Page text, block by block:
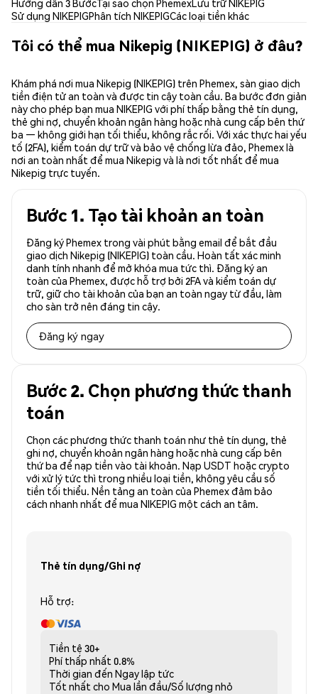
Hướng dẫn 3 BướcTại sao chọn PhemexLưu trữ NIKEPIG
Sử dụng NIKEPIGPhân tích NIKEPIGCác loại tiền khác
Tôi có thể mua Nikepig (NIKEPIG) ở đâu?
Khám phá nơi mua Nikepig (NIKEPIG) trên Phemex, sàn giao dịch
tiền điện tử an toàn và được tin cậy toàn cầu. Ba bước đơn giản
này cho phép bạn mua NIKEPIG với phí thấp bằng thẻ tín dụng,
thẻ ghi nợ, chuyển khoản ngân hàng hoặc nhà cung cấp bên thứ
ba — không giới hạn tối thiểu, không rắc rối. Với xác thực hai yếu
tố (2FA), kiểm toán dự trữ và bảo vệ chống lừa đảo, Phemex là
nơi an toàn nhất để mua Nikepig và là nơi tốt nhất để mua
Nikepig trực tuyến.
Bước 1. Tạo tài khoản an toàn
Đăng ký Phemex trong vài phút bằng email để bắt đầu
giao dịch Nikepig (NIKEPIG) toàn cầu. Hoàn tất xác minh
danh tính nhanh để mở khóa mua tức thì. Đăng ký an
toàn của Phemex, được hỗ trợ bởi 2FA và kiểm toán dự
trữ, giữ cho tài khoản của bạn an toàn ngay từ đầu, làm
cho sàn trở nên đáng tin cậy.
Đăng ký ngay
Bước 2. Chọn phương thức thanh
toán
Chọn các phương thức thanh toán như thẻ tín dụng, thẻ
ghi nợ, chuyển khoản ngân hàng hoặc nhà cung cấp bên
thứ ba để nạp tiền vào tài khoản. Nạp USDT hoặc crypto
với xử lý tức thì trong nhiều loại tiền, không yêu cầu số
tiền tối thiểu. Nền tảng an toàn của Phemex đảm bảo
cách nhanh nhất để mua NIKEPIG một cách an tâm.
Thẻ tín dụng/Ghi nợ
Hỗ trợ:
Tiền tệ 30+
Phí thấp nhất 0.8%
Thời gian đến Ngay lập tức
Tốt nhất cho Mua lần đầu/Số lượng nhỏ